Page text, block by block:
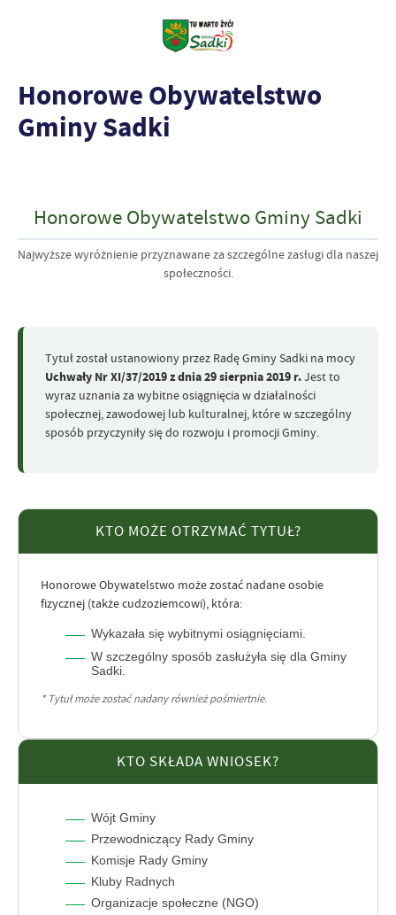
Honorowe Obywatelstwo
Gminy Sadki
Honorowe Obywatelstwo Gminy Sadki
Najwyższe wyróżnienie przyznawane za szczególne zasługi dla naszej
społeczności.
Tytuł został ustanowiony przez Radę Gminy Sadki na mocy
Uchwały Nr XI/37/2019 z dnia 29 sierpnia 2019 r.Jest to
wyraz uznania za wybitne osiągnięcia w działalności
społecznej, zawodowej lub kulturalnej, które w szczególny
sposób przyczyniły się do rozwoju i promocji Gminy.
KTO MOŻE OTRZYMAĆ TYTUŁ?
Honorowe Obywatelstwo może zostać nadane osobie
fizycznej (także cudzoziemcowi), która:
Wykazała się wybitnymi osiągnięciami.
W szczególny sposób zasłużyła się dla Gminy
Sadki.
* Tytuł może zostać nadany również pośmiertnie.
KTO SKŁADA WNIOSEK?
Wójt Gminy
Przewodniczący Rady Gminy
Komisje Rady Gminy
Kluby Radnych
Organizacje społeczne (NGO)